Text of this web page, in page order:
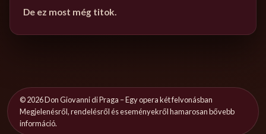
De ez most még titok.
©2026Don Giovanni di Praga – Egy opera két felvonásban
Megjelenésről, rendelésről és eseményekről hamarosan bővebb
információ.